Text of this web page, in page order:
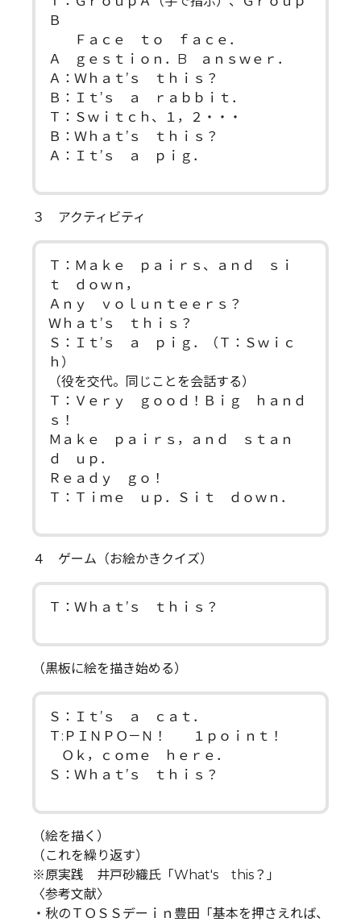
Ｂ
Ｆａｃｅ ｔｏ ｆａｃｅ．
Ａ ｇｅｓｔｉｏｎ．B ａｎｓｗｅｒ．
Ａ：Ｗｈａｔ’ｓ ｔｈｉｓ？
Ｂ：Ｉｔ’ｓ ａ ｒａｂｂｉｔ．
Ｔ：Ｓｗｉｔｃｈ、１，２・・・
Ｂ：Ｗｈａｔ’ｓ ｔｈｉｓ？
Ａ：Ｉｔ’ｓ ａ ｐｉｇ．
３ アクティビティ
Ｔ：Ｍａｋｅ ｐａｉｒｓ、ａｎｄ ｓｉ
ｔ ｄｏｗｎ，
Ａｎｙ ｖｏｌｕｎｔｅｅｒｓ？
Ｗｈａｔ’ｓ ｔｈｉｓ？
Ｓ：Ｉｔ’ｓ ａ ｐｉｇ．（Ｔ：Ｓｗｉｃ
ｈ）
（役を交代。同じことを会話する）
Ｔ：Ｖｅｒｙ ｇｏｏｄ！Ｂｉｇ ｈａｎｄ
ｓ！
Ｍａｋｅ ｐａｉｒｓ，ａｎｄ ｓｔａｎ
ｄ ｕｐ．
Ｒｅａｄｙ ｇｏ！
Ｔ：Ｔｉｍｅ ｕｐ．Ｓｉｔ ｄｏｗｎ．
４ ゲーム（お絵かきクイズ）
Ｔ：Ｗｈａｔ’ｓ ｔｈｉｓ？
（黒板に絵を描き始める）
Ｓ：Ｉｔ’ｓ ａ ｃａｔ．
Ｔ:ＰＩＮＰＯ－Ｎ！ １ｐｏｉｎｔ！
Ｏｋ，ｃｏｍｅ ｈｅｒｅ．
Ｓ：Ｗｈａｔ’ｓ ｔｈｉｓ？
（絵を描く）
（これを繰り返す）
※原実践 井戸砂織氏「What's this？」
〈参考文献〉
・秋のＴＯＳＳデーｉｎ豊田「基本を押さえれば、